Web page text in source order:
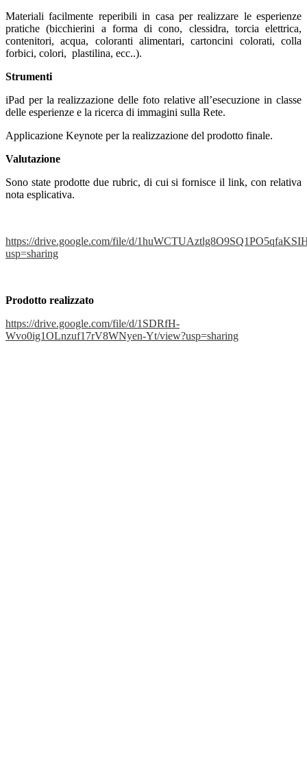
Materiali facilmente reperibili in casa per realizzare le esperienze
pratiche (bicchierini a forma di cono, clessidra, torcia elettrica,
contenitori, acqua, coloranti alimentari, cartoncini colorati, colla
forbici, colori, plastilina, ecc..).
Strumenti
iPad per la realizzazione delle foto relative all’esecuzione in classe
delle esperienze e la ricerca di immagini sulla Rete.
Applicazione Keynote per la realizzazione del prodotto finale.
Valutazione
Sono state prodotte due rubric, di cui si fornisce il link, con relativa
nota esplicativa.
https://drive.google.com/file/d/
usp=sharing
Prodotto realizzato
https://drive.google.com/file/d/1SDRfH-
Wvo0ig1OLnzuf17rV8WNyen-Yt/view?usp=sharing